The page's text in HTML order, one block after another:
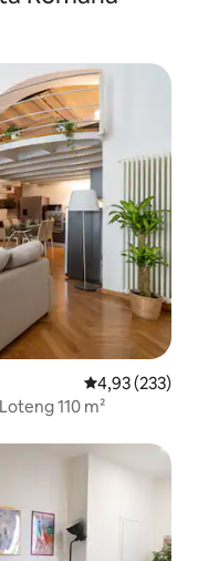
Nilai rata-rata
4,93 (233)
110 m²